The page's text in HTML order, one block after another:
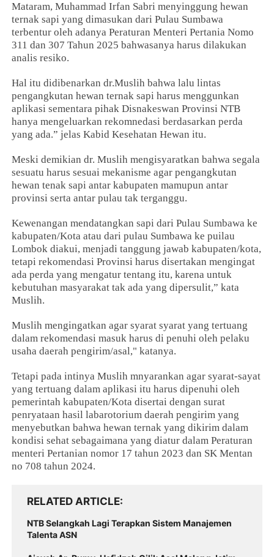
Mataram, Muhammad Irfan Sabri menyinggung hewan
ternak sapi yang dimasukan dari Pulau Sumbawa
terbentur oleh adanya Peraturan Menteri Pertania Nomo
311 dan 307 Tahun 2025 bahwasanya harus dilakukan
analis resiko.
Hal itu didibenarkan dr.Muslih bahwa lalu lintas
pengangkutan hewan ternak sapi harus menggunkan
aplikasi sementara pihak Disnakeswan Provinsi NTB
hanya mengeluarkan rekomnedasi berdasarkan perda
yang ada.” jelas Kabid Kesehatan Hewan itu.
Meski demikian dr. Muslih mengisyaratkan bahwa segala
sesuatu harus sesuai mekanisme agar pengangkutan
hewan tenak sapi antar kabupaten mamupun antar
provinsi serta antar pulau tak terganggu.
Kewenangan mendatangkan sapi dari Pulau Sumbawa ke
kabupaten/Kota atau dari pulau Sumbawa ke puilau
Lombok diakui, menjadi tanggung jawab kabupaten/kota,
tetapi rekomendasi Provinsi harus disertakan mengingat
ada perda yang mengatur tentang itu, karena untuk
kebutuhan masyarakat tak ada yang dipersulit,” kata
Muslih.
Muslih mengingatkan agar syarat syarat yang tertuang
dalam rekomendasi masuk harus di penuhi oleh pelaku
usaha daerah pengirim/asal," katanya.
Tetapi pada intinya Muslih mnyarankan agar syarat-sayat
yang tertuang dalam aplikasi itu harus dipenuhi oleh
pemerintah kabupaten/Kota disertai dengan surat
penryataan hasil labarotorium daerah pengirim yang
menyebutkan bahwa hewan ternak yang dikirim dalam
kondisi sehat sebagaimana yang diatur dalam Peraturan
menteri Pertanian nomor 17 tahun 2023 dan SK Mentan
no 708 tahun 2024.
RELATED ARTICLE
NTB Selangkah Lagi Terapkan Sistem Manajemen
Talenta ASN